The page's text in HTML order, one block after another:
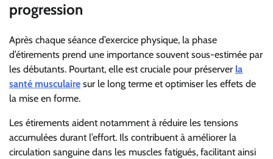
progression
Après chaque séance d’exercice physique, la phase
d’étirements prend une importance souvent sous-estimée par
les débutants. Pourtant, elle est cruciale pour préserver la
santé musculaire sur le long terme et optimiser les effets de
la mise en forme.
Les étirements aident notamment à réduire les tensions
accumulées durant l’effort. Ils contribuent à améliorer la
circulation sanguine dans les muscles fatigués, facilitant ainsi